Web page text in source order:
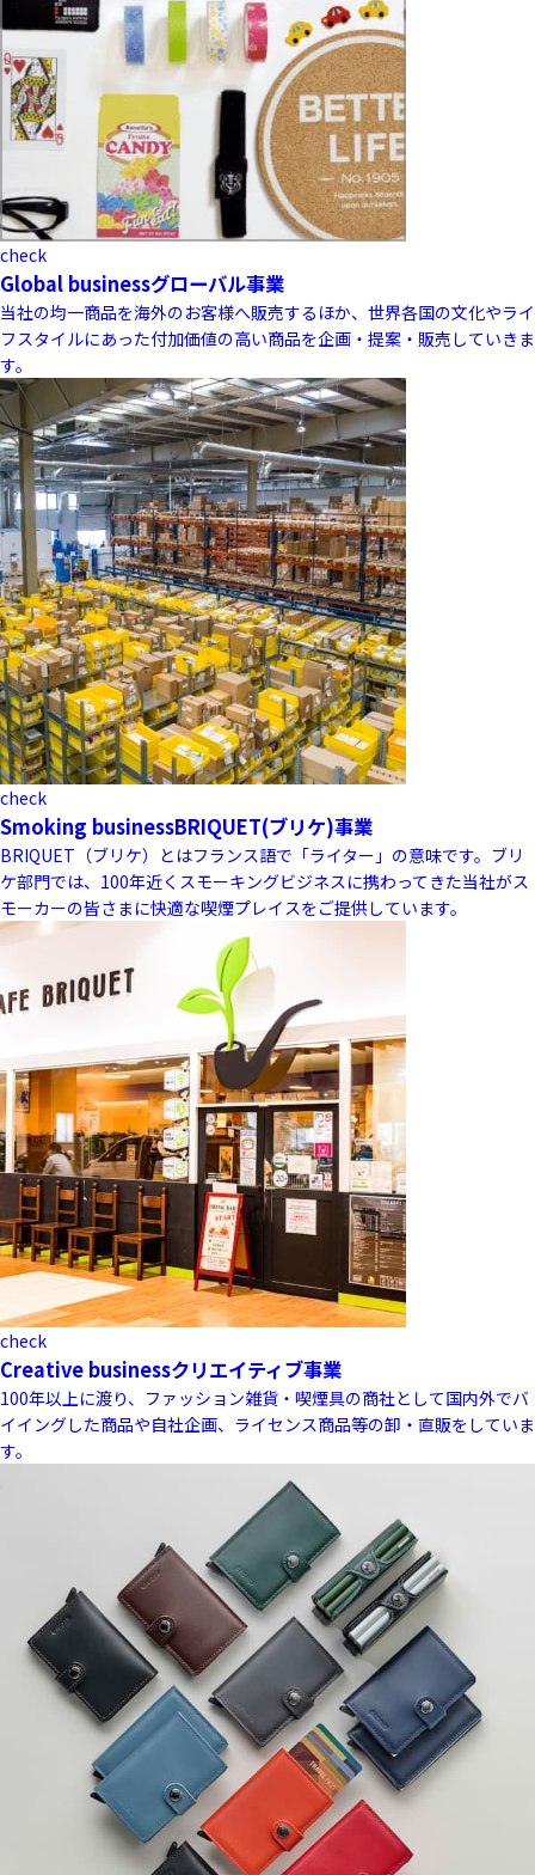
check
Global businessグローバル事業
当社の均一商品を海外のお客様へ販売するほか、世界各国の文化やライ
フスタイルにあった付加価値の高い商品を企画・提案・販売していきま
す。
check
Smoking businessBRIQUET(ブリケ)事業
BRIQUET（ブリケ）とはフランス語で「ライター」の意味です。ブリ
ケ部門では、100年近くスモーキングビジネスに携わってきた当社がス
モーカーの皆さまに快適な喫煙プレイスをご提供しています。
check
Creative businessクリエイティブ事業
100年以上に渡り、ファッション雑貨・喫煙具の商社として国内外でバ
イイングした商品や自社企画、ライセンス商品等の卸・直販をしていま
す。